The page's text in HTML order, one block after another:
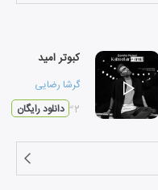
کبوتر امید
گرشا رضایی
۰۳:۳۲دانلود رایگان